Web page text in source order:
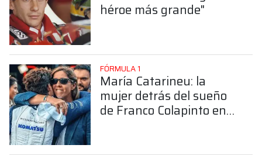
héroe más grande"
FÓRMULA 1
María Catarineu: la
mujer detrás del sueño
de Franco Colapinto en